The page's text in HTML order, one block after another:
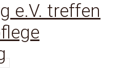
e.V. treffen